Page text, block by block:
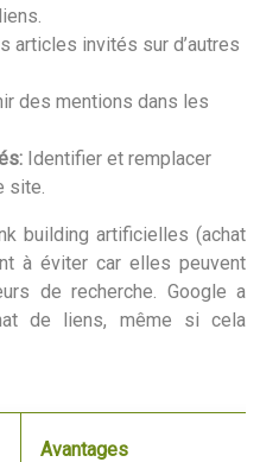
articles invités sur d’autres
des mentions dans les
Identifier et remplacer
site.
building artificielles (achat
à éviter car elles peuvent
de recherche. Google a
de liens, même si cela
Avantages